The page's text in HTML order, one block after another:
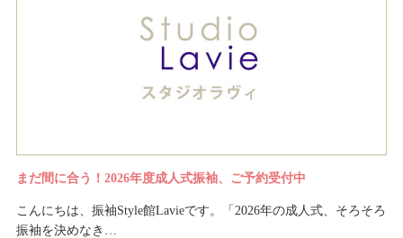
まだ間に合う！2026年度成人式振袖、ご予約受付中
こんにちは、振袖Style館Lavieです。「2026年の成人式、そろそろ
振袖を決めなき…